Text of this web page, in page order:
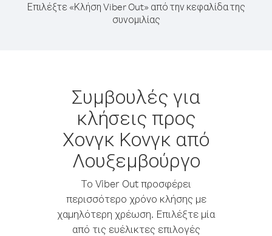
Επιλέξτε «Κλήση Viber Out» από την κεφαλίδα της
συνομιλίας
Συμβουλές για
κλήσεις προς
Χονγκ Κονγκ από
Λουξεμβούργο
Το Viber Out προσφέρει
περισσότερο χρόνο κλήσης με
χαμηλότερη χρέωση. Επιλέξτε μία
από τις ευέλικτες επιλογές